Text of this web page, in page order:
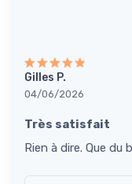
Gilles P.
04/06/2026
Très satisfait
Rien à dire. Que du